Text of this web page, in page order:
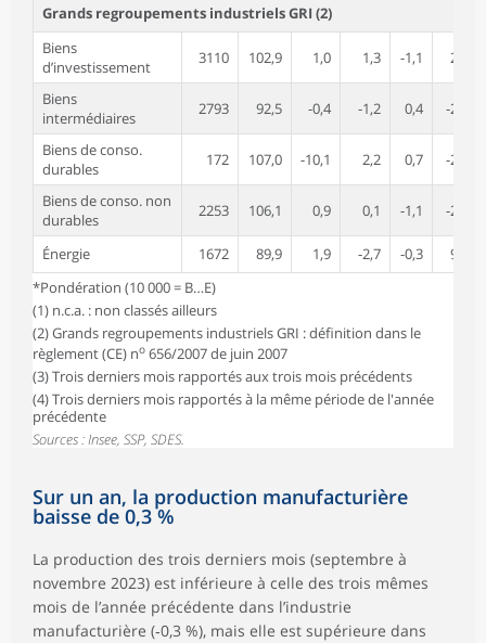
Grands regroupements industriels GRI (2)
Biens
d’investissement
3110 102,9 1,0 1,3 -1,1 2,6
Biens
intermédiaires
2793 92,5 -0,4 -1,2 0,4 -2,8
Biens de conso.
durables
172 107,0 -10,1 2,2 0,7 -2,5
Biens de conso. non
durables
2253 106,1 0,9 0,1 -1,1 -2,2
Énergie 1672 89,9 1,9 -2,7 -0,3
9,0
*Pondération (10 000 = B…E)
(1) n.c.a. : non classés ailleurs
(2) Grands regroupements industriels GRI : définition dans le
règlement (CE) no 656/2007 de juin 2007
(3) Trois derniers mois rapportés aux trois mois précédents
(4) Trois derniers mois rapportés à la même période de l'année
précédente
Sources : Insee, SSP, SDES.
Sur un an, la production manufacturière
baisse de 0,3 %
La production des trois derniers mois (septembre à
novembre 2023) est inférieure à celle des trois mêmes
mois de l’année précédente dans l’industrie
manufacturière (‑0,3 %), mais elle est supérieure dans